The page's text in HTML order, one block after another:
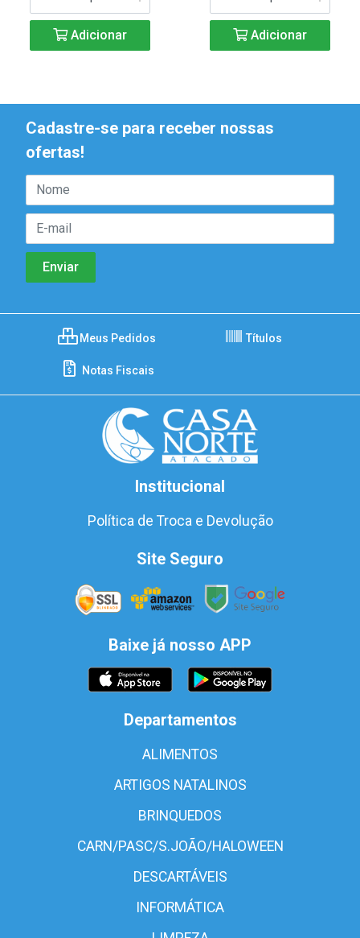
Adicionar Adicionar
Cadastre-se para receber nossas
ofertas!
Meus Pedidos Títulos
Notas Fiscais
Institucional
Política de Troca e Devolução
Site Seguro
Baixe já nosso APP
Departamentos
ALIMENTOS
ARTIGOS NATALINOS
BRINQUEDOS
CARN/PASC/S.JOÃO/HALOWEEN
DESCARTÁVEIS
INFORMÁTICA